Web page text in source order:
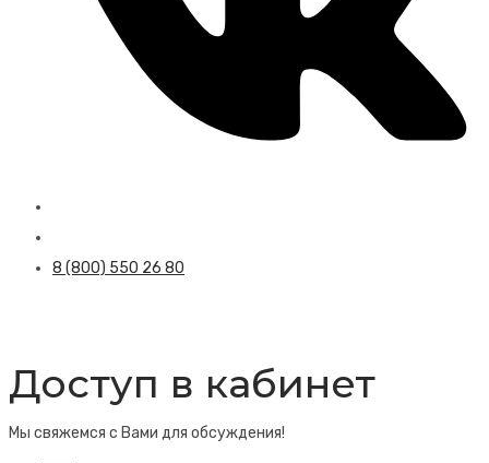
8 (800) 550 26 80
Доступ в кабинет
Мы свяжемся с Вами для обсуждения!